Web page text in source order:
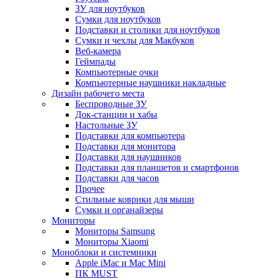
ЗУ для ноутбуков
Сумки для ноутбуков
Подставки и столики для ноутбуков
Сумки и чехлы для Макбуков
Веб-камера
Геймпады
Компьютерные очки
Компьютерные наушники накладные
Дизайн рабочего места
Беспроводные ЗУ
Док-станции и хабы
Настольные ЗУ
Подставки для компьютера
Подставки для монитора
Подставки для наушников
Подставки для планшетов и смартфонов
Подставки для часов
Прочее
Стильные коврики для мыши
Сумки и органайзеры
Мониторы
Мониторы Samsung
Мониторы Xiaomi
Моноблоки и системники
Apple iMac и Mac Mini
ПК MUST